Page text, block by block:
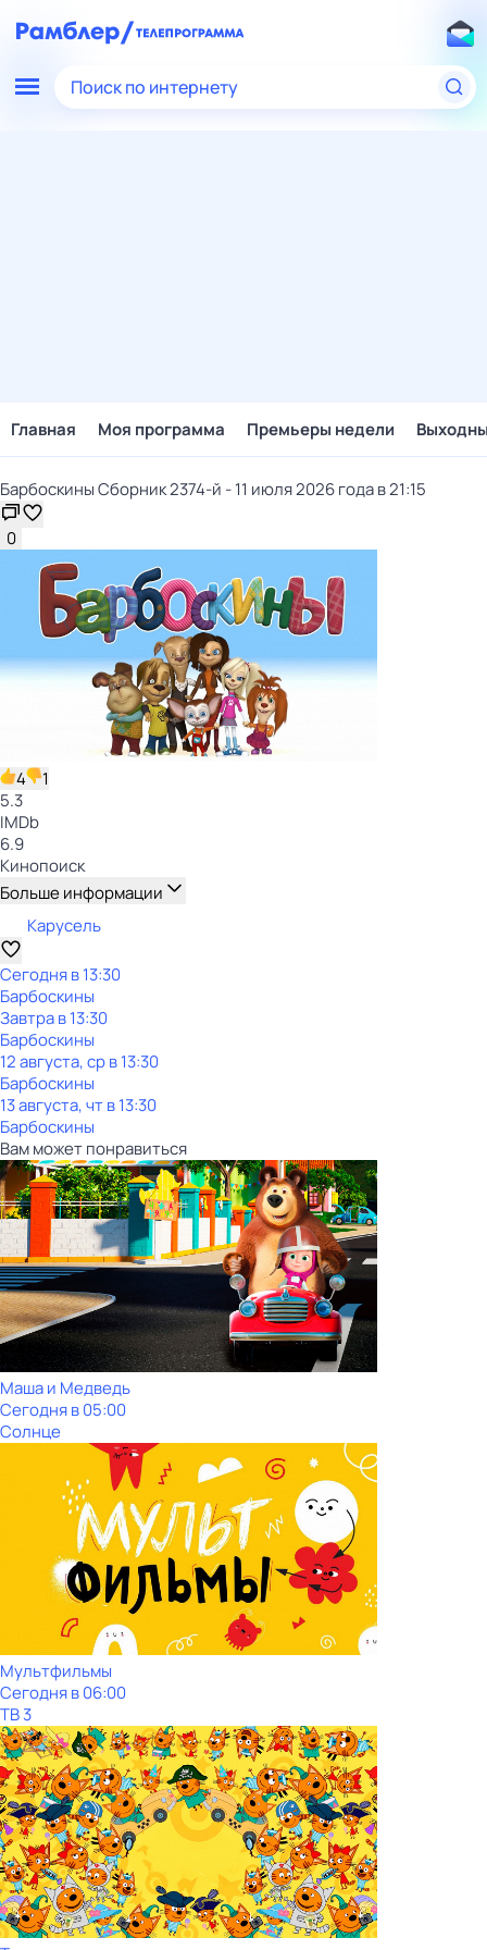
Поиск по интернету
Главная Моя программа Премьеры недели
Барбоскины Сборник 2374-й - 11 июля 2026 года в 21:15
0
4
1
5.3
IMDb
6.9
Кинопоиск
Больше информации
Карусель
Сегодня в 13:30
Барбоскины
Завтра в 13:30
Барбоскины
12 августа, ср в 13:30
Барбоскины
13 августа, чт в 13:30
Барбоскины
Вам может понравиться
Маша и Медведь
Сегодня в 05:00
Солнце
Мультфильмы
Сегодня в 06:00
ТВ 3